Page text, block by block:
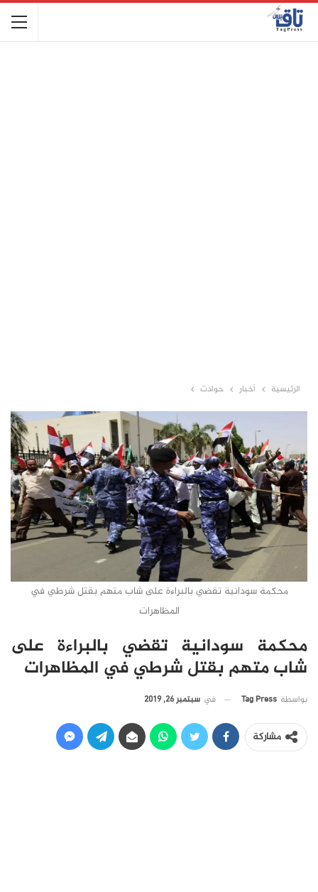
الرئيسية أخبار حوادث
محكمة سودانية تقضي بالبراءة على شاب متهم بقتل شرطي في
المظاهرات
محكمة سودانية تقضي بالبراءة على
شاب متهم بقتل شرطي في المظاهرات
بواسطة Tag Press في سبتمبر 26, 2019
مشاركة